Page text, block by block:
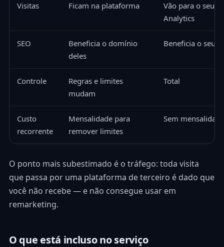
Visitas Ficam na plataforma
Vão para o seu
Analytics
SEO
Beneficia o domínio
deles
Beneficia o seu
Controle
Regras e limites
mudam
Total
Custo
recorrente
Mensalidade para
remover limites
Sem mensalidade
O ponto mais subestimado é o tráfego: toda visita
que passa por uma plataforma de terceiro é dado que
você não recebe — e não consegue usar em
remarketing.
O que está incluso no serviço